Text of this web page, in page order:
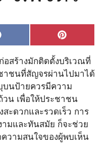
Share
on
F
a
c
e
b
o
k
Share
on
P
i
n
t
e
e
s
t
อสร้างมักติดตั้งบริเวณที่
าชนที่สัญจรผ่านไปมาได้
บนป้ายควรมีความ
วน เพื่อให้ประชาชน
ะดวกและรวดเร็ว การ
มและทันสมัย ก็จะช่วย
วามสนใจของผู้พบเห็น